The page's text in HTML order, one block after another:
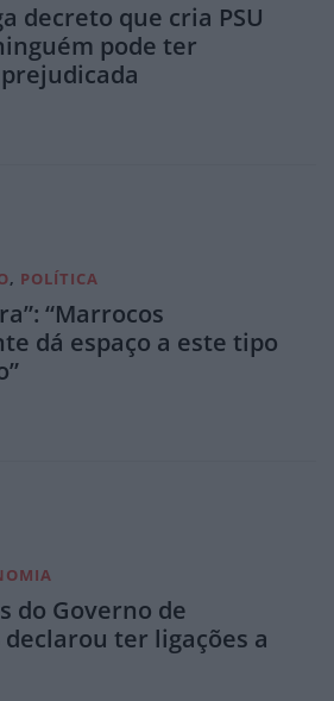
decreto que cria PSU
pode ter
, POLÍTICA
“Marrocos
dá espaço a este tipo
do Governo de
ter ligações a